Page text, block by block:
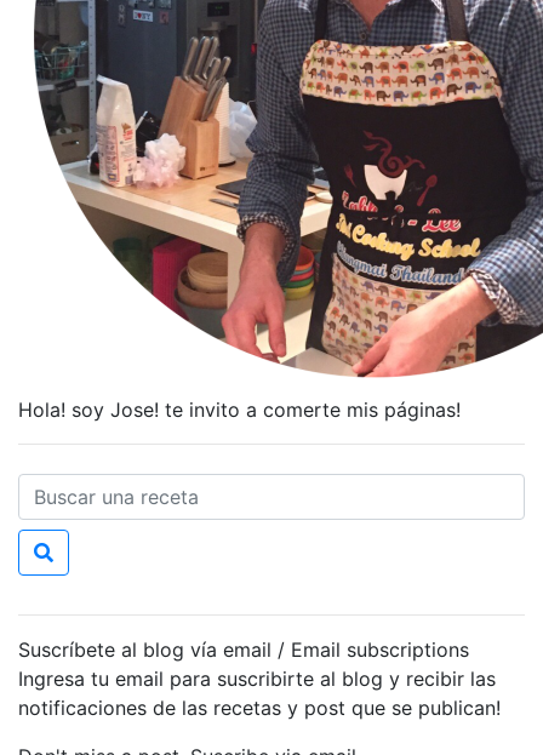
Hola! soy Jose! te invito a comerte mis páginas!
Suscríbete al blog vía email / Email subscriptions
Ingresa tu email para suscribirte al blog y recibir las
notificaciones de las recetas y post que se publican!